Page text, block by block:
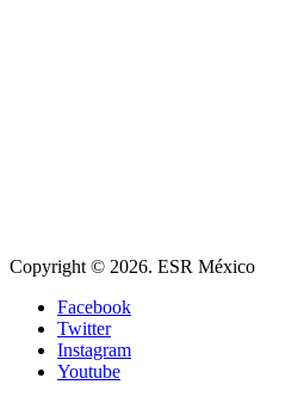
Copyright © 2026. ESR México
Facebook
Twitter
Instagram
Youtube